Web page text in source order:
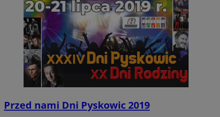
Przed nami Dni Pyskowic 2019